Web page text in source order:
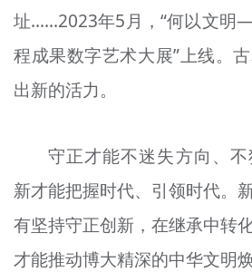
址……2023年5月，“何以文明
程成果数字艺术大展”上线。
出新的活力。
守正才能不迷失方向、
新才能把握时代、引领时代。
有坚持守正创新，在继承中转
才能推动博大精深的中华文明